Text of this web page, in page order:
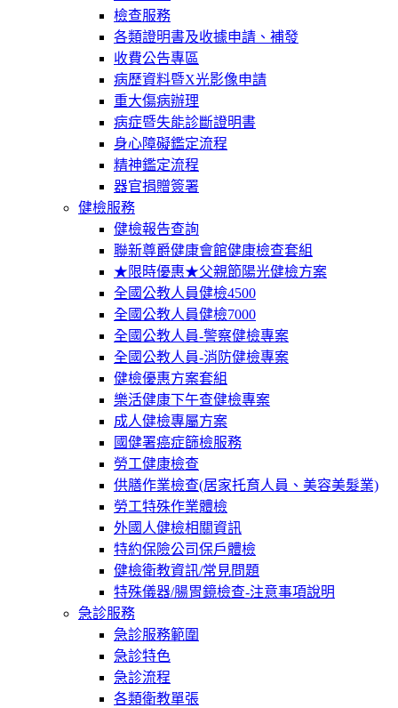
檢查服務
各類證明書及收據申請、補發
收費公告專區
病歷資料暨X光影像申請
重大傷病辦理
病症暨失能診斷證明書
身心障礙鑑定流程
精神鑑定流程
器官捐贈簽署
健檢服務
健檢報告查詢
聯新尊爵健康會館健康檢查套組
★限時優惠★父親節陽光健檢方案
全國公教人員健檢4500
全國公教人員健檢7000
全國公教人員-警察健檢專案
全國公教人員-消防健檢專案
健檢優惠方案套組
樂活健康下午查健檢專案
成人健檢專屬方案
國健署癌症篩檢服務
勞工健康檢查
供膳作業檢查(居家托育人員、美容美髮業)
勞工特殊作業體檢
外國人健檢相關資訊
特約保險公司保戶體檢
健檢衛教資訊/常見問題
特殊儀器/腸胃鏡檢查-注意事項說明
急診服務
急診服務範圍
急診特色
急診流程
各類衛教單張